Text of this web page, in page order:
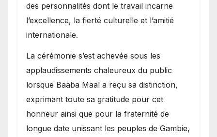
des personnalités dont le travail incarne
l’excellence, la fierté culturelle et l’amitié
internationale.
​La cérémonie s’est achevée sous les
applaudissements chaleureux du public
lorsque Baaba Maal a reçu sa distinction,
exprimant toute sa gratitude pour cet
honneur ainsi que pour la fraternité de
longue date unissant les peuples de Gambie,